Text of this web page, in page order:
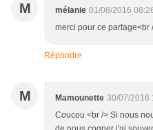
M mélanie 01/08/2016
merci pour ce partage<br
Répondre
M Mamounette 30/07/2016
Coucou <br /> Si nous